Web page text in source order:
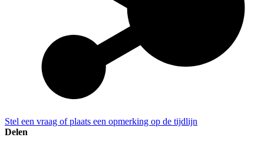
Stel een vraag of plaats een opmerking op de tijdlijn
Delen